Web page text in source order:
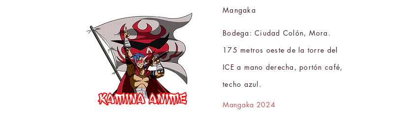
Mangaka
Bodega: Ciudad Colón, Mora.
175 metros oeste de la torre del
ICE a mano derecha, portón café,
techo azul.
Mangaka 2024